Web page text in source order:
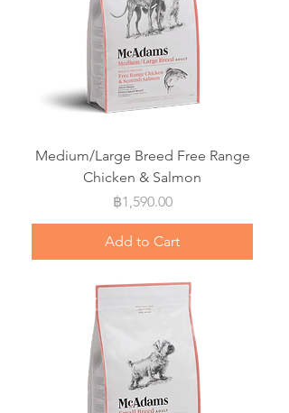
Medium/Large Breed Free Range
Chicken & Salmon
Price
฿1,590.00
Add to Cart